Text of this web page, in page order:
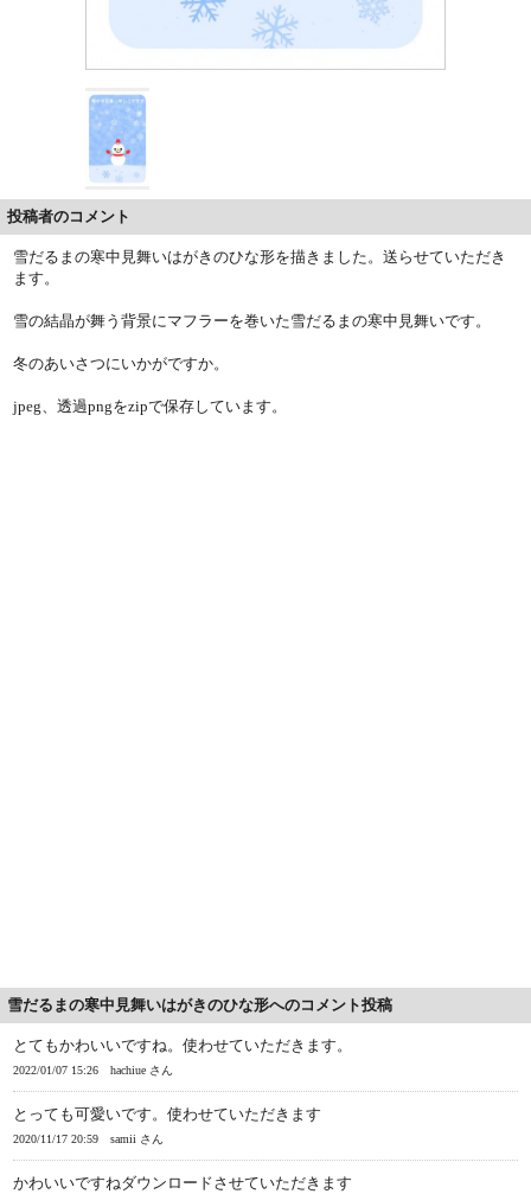
投稿者のコメント
雪だるまの寒中見舞いはがきのひな形を描きました。送らせていただき
ます。
雪の結晶が舞う背景にマフラーを巻いた雪だるまの寒中見舞いです。
冬のあいさつにいかがですか。
jpeg、透過pngをzipで保存しています。
雪だるまの寒中見舞いはがきのひな形へのコメント投稿
とてもかわいいですね。使わせていただきます。
2022/01/07 15:26 hachiue さん
とっても可愛いです。使わせていただきます
2020/11/17 20:59 samii さん
かわいいですねダウンロードさせていただきます